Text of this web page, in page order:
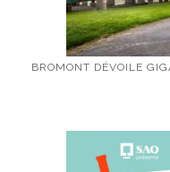
BROMONT DÉVOILE